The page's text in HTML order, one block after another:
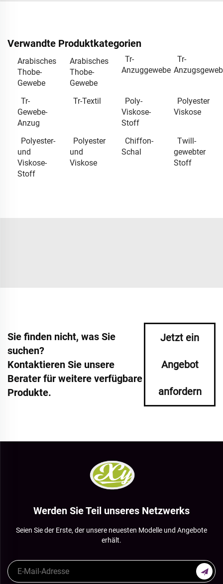
Verwandte Produktkategorien
Arabisches
Thobe-
Gewebe
Arabisches
Thobe-
Gewebe
Tr-
Anzuggewebe
Tr-
Tr-
Gewebe-
Anzug
Tr-Textil
Poly-
Viskose-
Stoff
Polyester
Viskose
Polyester-
und
Viskose-
Stoff
Polyester
und
Viskose
Chiffon-
Schal
Twill-
gewebter
Stoff
Sie finden nicht, was Sie
suchen?
Kontaktieren Sie unsere
Berater für weitere verfügbare
Produkte.
Jetzt ein
Angebot
anfordern
Werden Sie Teil unseres Netzwerks
Seien Sie der Erste, der unsere neuesten Modelle und Angebote
erhält.